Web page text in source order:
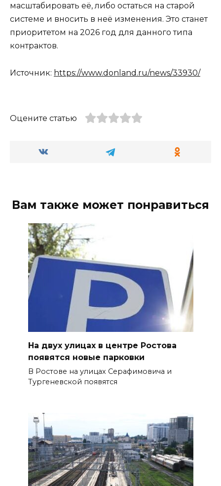
масштабировать её, либо остаться на старой
системе и вносить в неё изменения. Это станет
приоритетом на 2026 год для данного типа
контрактов.
Источник: https://www.donland.ru/news/33930/
Оцените статью
Вам также может понравиться
На двух улицах в центре Ростова
появятся новые парковки
В Ростове на улицах Серафимовича и
Тургеневской появятся